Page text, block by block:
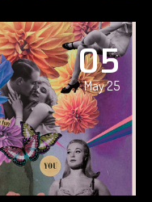
05
May 25